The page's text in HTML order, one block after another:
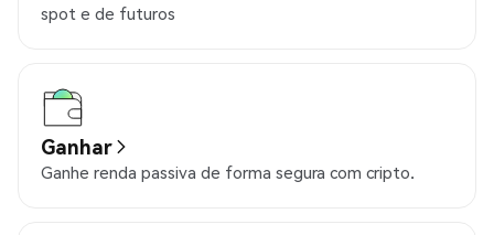
spot e de futuros
Ganhar
Ganhe renda passiva de forma segura com cripto.